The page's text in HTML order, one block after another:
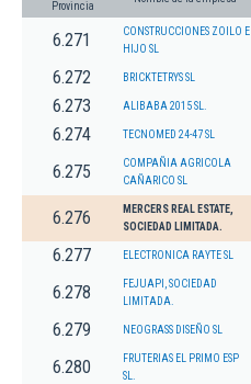
Provincia
6.271
CONSTRUCCIONES ZOILO E
HIJO SL
6.272 BRICKTETRYS SL
6.273 ALIBABA 2015 SL.
6.274 TECNOMED 24-47 SL
6.275
COMPAÑIA AGRICOLA
CAÑARICO SL
6.276
MERCERS REAL ESTATE,
SOCIEDAD LIMITADA.
6.277 ELECTRONICA RAYTE SL
6.278
FEJUAPI, SOCIEDAD
LIMITADA.
6.279 NEOGRASS DISEÑO SL
6.280
FRUTERIAS EL PRIMO ESP
SL.